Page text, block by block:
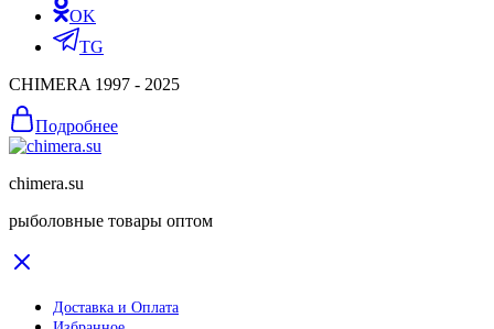
OK
TG
CHIMERA 1997 - 2025
Подробнее
chimera.su
рыболовные товары оптом
Доставка и Оплата